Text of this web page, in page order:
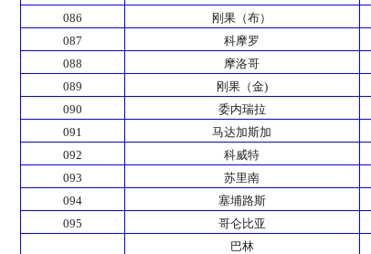
086
刚果（布）
087
科摩罗
088
摩洛哥
089
刚果（金)
090
委内瑞拉
091
马达加斯加
092
科威特
093
苏里南
094
塞埔路斯
095
哥仑比亚
巴林